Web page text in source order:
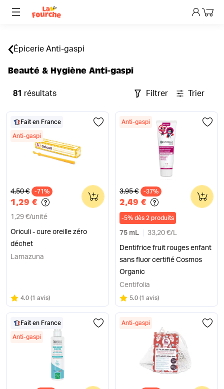
Mon
Épicerie Anti-gaspi
Beauté & Hygiène Anti-gaspi
81 résultats Filtrer Trier
Fait en France
Anti-gaspi
Ancien prix
4,50 € -71%
1,29 €
1,29 €/unité
Oriculi - cure oreille zéro
déchet
0
Lamazuna
Note
4.0 sur 5
(1 avis)
Anti-gaspi
Ancien prix
3,95 € -37%
2,49 €
-5% dès 2 produits
75 mL 33,20 €/ L
Dentifrice fruit rouges enfant
sans fluor certifié Cosmos
Organic
0
Centifolia
Note
5.0 sur 5
(1 avis)
Fait en France
Anti-gaspi
Anti-gaspi